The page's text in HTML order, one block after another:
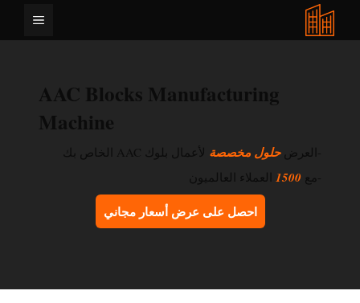
القائمة
AAC Blocks Manufacturing
Machine
-العرض حلول مخصصةلأعمال بلوك AAC الخاص بك
-مع 1500العملاء العالميون
احصل على عرض أسعار مجاني